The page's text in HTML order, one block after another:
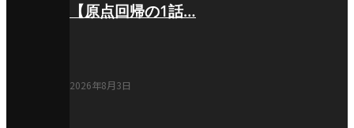
【原点回帰の1話…
2026年8月3日